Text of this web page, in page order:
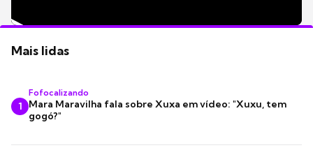
Mais lidas
1
Fofocalizando
Mara Maravilha fala sobre Xuxa em vídeo: "Xuxu, tem
gogó?"